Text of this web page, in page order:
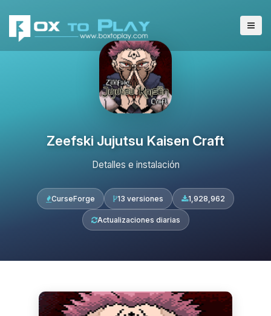
Zeefski Jujutsu Kaisen Craft
Detalles e instalación
CurseForge 13 versiones 1,928,962
Actualizaciones diarias